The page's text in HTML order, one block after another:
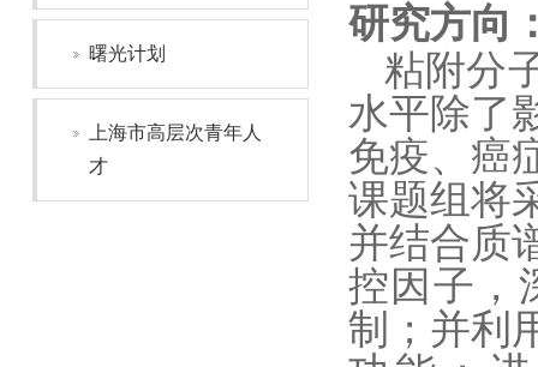
曙光计划
上海市高层次青年人
才
研究方向
粘附分
水平除了
免疫、癌
课题组将
并结合质
控因子，
制； 并利